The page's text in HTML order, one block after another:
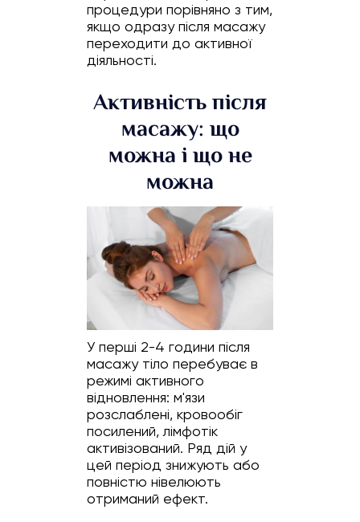
процедури порівняно з тим,
якщо одразу після масажу
переходити до активної
діяльності.
Активність після
масажу: що
можна і що не
можна
У перші 2-4 години після
масажу тіло перебуває в
режимі активного
відновлення: м'язи
розслаблені, кровообіг
посилений, лімфотік
активізований. Ряд дій у
цей період знижують або
повністю нівелюють
отриманий ефект.